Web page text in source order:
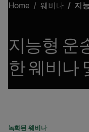
Home 웨비나 지
지능형 운
한 웨비나
녹화된 웨비나